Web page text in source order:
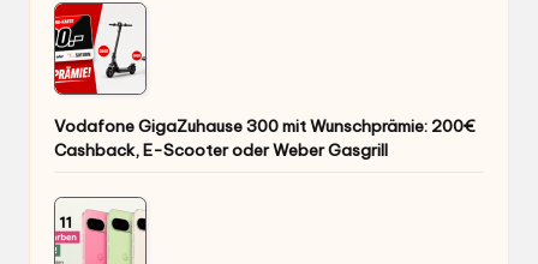
Vodafone GigaZuhause 300 mit Wunschprämie: 200€
Cashback, E-Scooter oder Weber Gasgrill